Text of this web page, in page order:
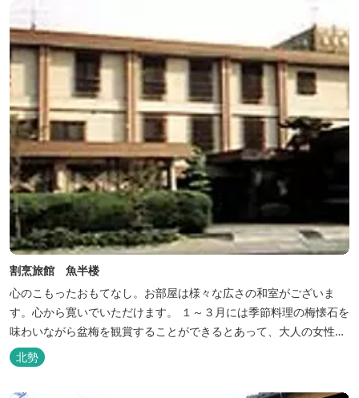
割烹旅館 魚半楼
心のこもったおもてなし。お部屋は様々な広さの和室がございま
す。心から寛いでいただけます。 １～３月には季節料理の梅懐石を
味わいながら盆梅を観賞することができるとあって、大人の女性に
も人気です。
北勢